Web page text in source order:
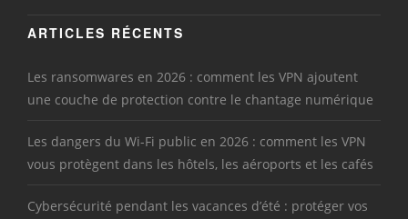
ARTICLES RÉCENTS
Les ransomwares en 2026 : comment les VPN ajoutent
une couche de protection contre le chantage numérique
Les dangers du Wi-Fi public en 2026 : comment les VPN
vous protègent dans les hôtels, les aéroports et les cafés
Cybersécurité pendant les vacances d’été : protéger vos